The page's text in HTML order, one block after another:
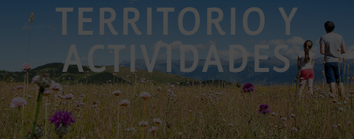
TERRITORIO Y
ACTIVIDADES